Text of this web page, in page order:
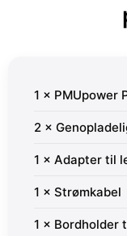
1 × PMUpower
2 ×
1 × Adapter til
1 × Strømkabel
1 × Bordholder